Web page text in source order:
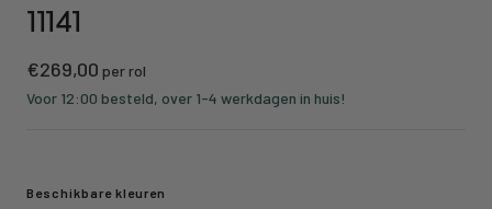
11141
Kortings
prijs
€269,00 per rol
Voor 12:00 besteld, over 1-4 werkdagen in huis!
Beschikbare kleuren